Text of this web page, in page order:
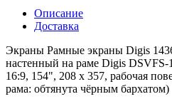
Описание
Доставка
Экраны Рамные экраны Digis
настенный на раме Digis
16:9, 154", 208 х 357, рабочая
рама: обтянута чёрным бархатом)